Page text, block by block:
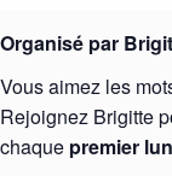
Organisé par
Vous aimez les
Rejoignez Brigitte
chaque premier